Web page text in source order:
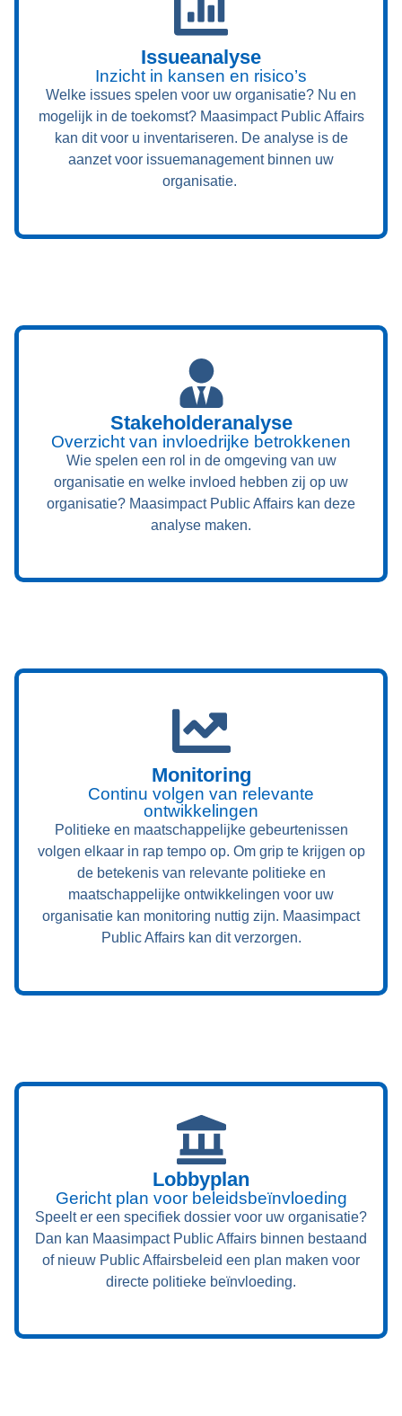
Issueanalyse
Inzicht in kansen en risico’s
Welke issues spelen voor uw organisatie? Nu en
mogelijk in de toekomst? Maasimpact Public Affairs
kan dit voor u inventariseren. De analyse is de
aanzet voor issuemanagement binnen uw
organisatie.
Stakeholderanalyse
Overzicht van invloedrijke betrokkenen
Wie spelen een rol in de omgeving van uw
organisatie en welke invloed hebben zij op uw
organisatie? Maasimpact Public Affairs kan deze
analyse maken.
Monitoring
Continu volgen van relevante
ontwikkelingen
Politieke en maatschappelijke gebeurtenissen
volgen elkaar in rap tempo op. Om grip te krijgen op
de betekenis van relevante politieke en
maatschappelijke ontwikkelingen voor uw
organisatie kan monitoring nuttig zijn. Maasimpact
Public Affairs kan dit verzorgen.
Lobbyplan
Gericht plan voor beleidsbeïnvloeding
Speelt er een specifiek dossier voor uw organisatie?
Dan kan Maasimpact Public Affairs binnen bestaand
of nieuw Public Affairsbeleid een plan maken voor
directe politieke beïnvloeding.